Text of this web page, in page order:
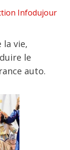
Infodujour
la vie,
le
auto.